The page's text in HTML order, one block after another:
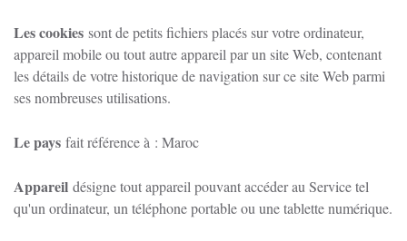
Les cookies sont de petits fichiers placés sur votre ordinateur,
appareil mobile ou tout autre appareil par un site Web, contenant
les détails de votre historique de navigation sur ce site Web parmi
ses nombreuses utilisations.
Le pays fait référence à : Maroc
Appareil désigne tout appareil pouvant accéder au Service tel
qu'un ordinateur, un téléphone portable ou une tablette numérique.